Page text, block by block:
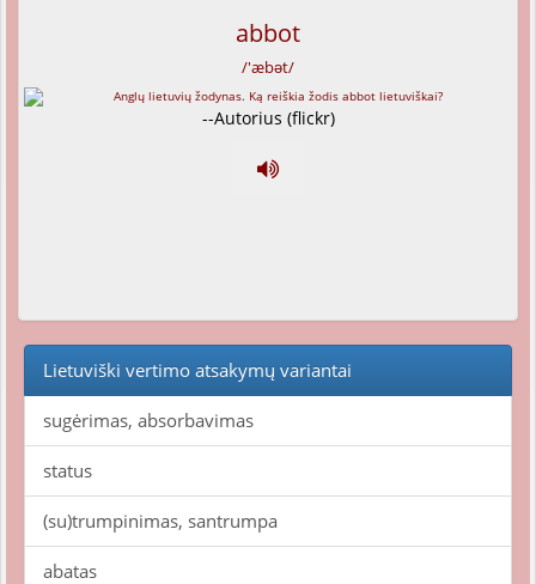
abbot
/'æbət/
--Autorius (flickr)
Lietuviški vertimo atsakymų variantai
sugėrimas, absorbavimas
status
(su)trumpinimas, santrumpa
abatas